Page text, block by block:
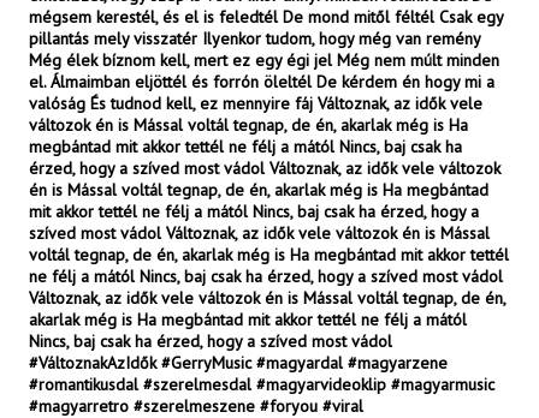
mégsem kerestél, és el is feledtél De mond mitől féltél Csak egy
pillantás mely visszatér Ilyenkor tudom, hogy még van remény
Még élek bíznom kell, mert ez egy égi jel Még nem múlt minden
el. Álmaimban eljöttél és forrón öleltél De kérdem én hogy mi a
valóság És tudnod kell, ez mennyire fáj Változnak, az idők vele
változok én is Mással voltál tegnap, de én, akarlak még is Ha
megbántad mit akkor tettél ne félj a mától Nincs, baj csak ha
érzed, hogy a szíved most vádol Változnak, az idők vele változok
én is Mással voltál tegnap, de én, akarlak még is Ha megbántad
mit akkor tettél ne félj a mától Nincs, baj csak ha érzed, hogy a
szíved most vádol Változnak, az idők vele változok én is Mással
voltál tegnap, de én, akarlak még is Ha megbántad mit akkor tettél
ne félj a mától Nincs, baj csak ha érzed, hogy a szíved most vádol
Változnak, az idők vele változok én is Mással voltál tegnap, de én,
akarlak még is Ha megbántad mit akkor tettél ne félj a mától
Nincs, baj csak ha érzed, hogy a szíved most vádol
#VáltoznakAzIdők #GerryMusic #magyardal #magyarzene
#romantikusdal #szerelmesdal #magyarvideoklip #magyarmusic
#magyarretro #szerelmeszene #foryou #viral